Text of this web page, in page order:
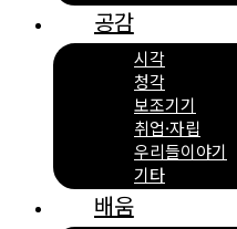
공감
시각
청각
보조기기
취업·자립
우리들이야기
기타
배움